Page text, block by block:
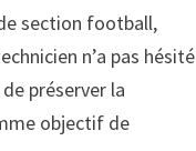
section football,
n’a pas hésité
préserver la
objectif de